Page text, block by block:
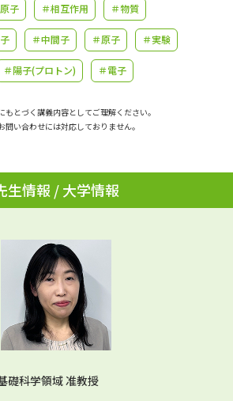
見
講義」 学問分野解説
大学進学IDについて
個人情報取扱規定
テレメール進学カタログ
訂正のご案内
子 ＃相互作用 ＃物質
＃中間子 ＃原子 ＃実験
＃陽子(プロトン) ＃電子
とづく講義内容としてご理解ください。
い合わせには対応しておりません。
生情報 / 大学情報
礎科学領域 准教授